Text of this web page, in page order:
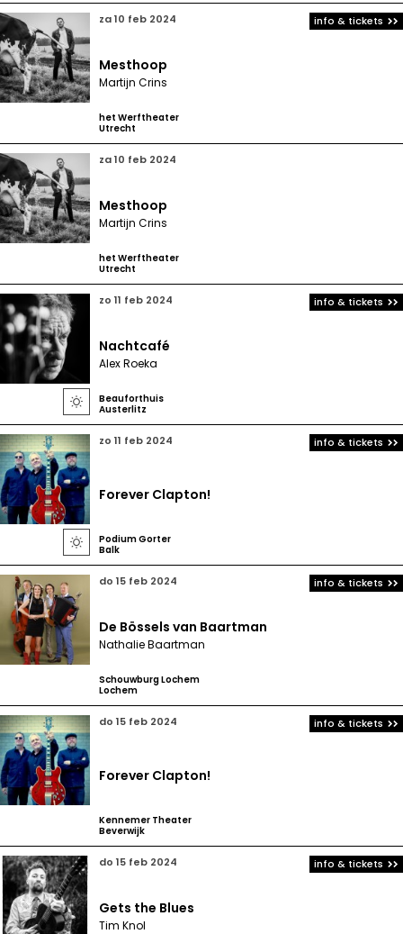
za 10 feb 2024
Mesthoop
Martijn Crins
het Werftheater
Utrecht
info & tickets
za 10 feb 2024
Mesthoop
Martijn Crins
het Werftheater
Utrecht

zo 11 feb 2024
Nachtcafé
Alex Roeka
Beauforthuis
Austerlitz
info & tickets

zo 11 feb 2024
Forever Clapton!
Podium Gorter
Balk
info & tickets
do 15 feb 2024
De Bössels van Baartman
Nathalie Baartman
Schouwburg Lochem
Lochem
info & tickets
do 15 feb 2024
Forever Clapton!
Kennemer Theater
Beverwijk
info & tickets
do 15 feb 2024
Gets the Blues
Tim Knol
info & tickets